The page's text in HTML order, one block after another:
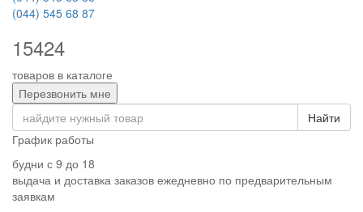
(044) 545 68 87
15424
товаров в каталоге
Перезвонить мне
Найти
График работы
будни с 9 до 18
выдача и доставка заказов ежедневно по предварительным
заявкам